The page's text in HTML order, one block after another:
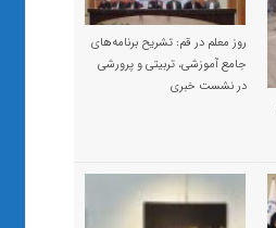
روز معلم در قم: تشریح برنامه‌های
جامع آموزشی، تربیتی و پرورشی
در نشست خبری